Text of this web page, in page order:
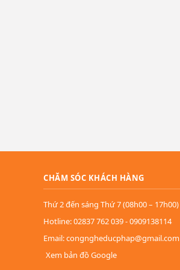
CHĂM SÓC KHÁCH HÀNG
Thứ 2 đến sáng Thứ 7 (08h00 – 17h00)
Hotline: 02837 762 039 - 0909138114
Email: congngheducphap@gmail.com
Xem bản đồ Google